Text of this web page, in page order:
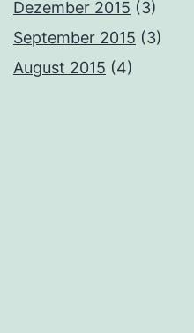
Dezember 2015 (3)
September 2015 (3)
August 2015 (4)